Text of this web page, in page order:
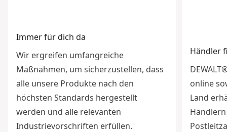
Immer für dich da
Wir ergreifen umfangreiche
Maßnahmen, um sicherzustellen, dass
alle unsere Produkte nach den
höchsten Standards hergestellt
werden und alle relevanten
Industrievorschriften erfüllen.
Händler
online
Land